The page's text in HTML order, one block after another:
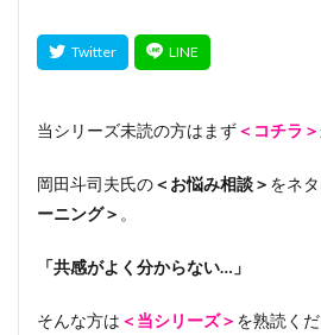
当シリーズ未読の方はまず＜コチラ＞
岡田斗司夫氏の＜お悩み相談＞ をネ
ーニング＞ 。
「共感がよく分からない…」
そんな方は ＜当シリーズ＞ を熟読くだ